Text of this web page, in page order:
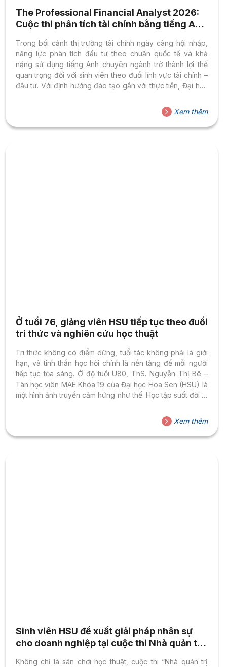
The Professional Financial Analyst 2026:
Cuộc thi phân tích tài chính bằng tiếng Anh
Trong bối cảnh thị trường tài chính ngày càng hội nhập,
năng lực phân tích đầu tư theo chuẩn quốc tế và khả
năng sử dụng tiếng Anh chuyên ngành trở thành lợi thế
quan trọng đối với sinh viên theo đuổi lĩnh vực tài chính –
đầu tư. Với định hướng đào tạo gắn với thực tiễn, Đại học
kiến tạo những sân chơi học thuật quy mô lớn, nơi người
học được rèn luyện năng lực nghề nghiệp ngay từ khi
còn trên giảng đường. Vừa...
Xem thêm
Ở tuổi 76, giảng viên HSU tiếp tục theo đuổi
tri thức và nghiên cứu học thuật
Tri thức không có điểm dừng, tuổi tác không phải là giới
hạn, và tinh thần học hỏi chính là nền tảng để mỗi người
tiếp tục tỏa sáng. Ở độ tuổi U80, ThS. Nguyễn Thị Bê –
Tân học viên MAE Khóa 19 của Đại học Hoa Sen (HSU) là
một hình ảnh truyền cảm hứng như thế. Học tập suốt đời là
chương trình Thạc sĩ Ngôn ngữ Anh vừa nhập học trong
tháng 5/2026, tuy nhiên ThS. Nguyễn Thị Bê đã gắn bó
gần...
Xem thêm
Sinh viên HSU đề xuất giải pháp nhân sự
cho doanh nghiệp tại cuộc thi Nhà quản trị
Không chỉ là sân chơi học thuật, cuộc thi “Nhà quản trị